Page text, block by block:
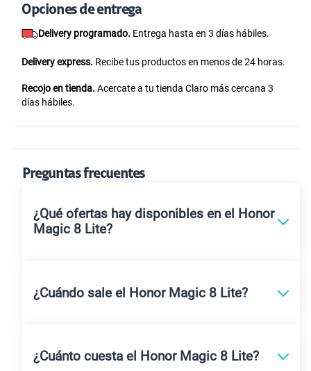
Opciones de entrega
Delivery programado. Entrega hasta en 3 días hábiles.
Delivery express. Recibe tus productos en menos de 24 horas.
Recojo en tienda. Acercate a tu tienda Claro más cercana 3
días hábiles.
Preguntas frecuentes
¿Qué ofertas hay disponibles en el Honor
Magic 8 Lite?
¿Cuándo sale el Honor Magic 8 Lite?
¿Cuánto cuesta el Honor Magic 8 Lite?